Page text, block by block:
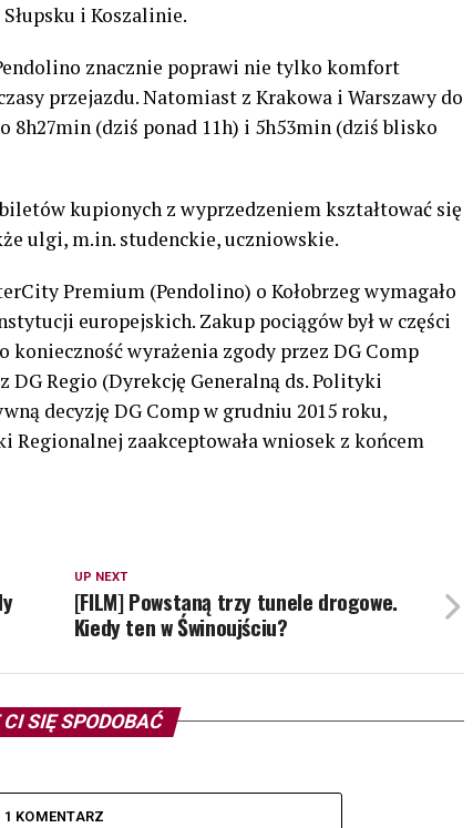
i Koszalinie.
znacznie poprawi nie tylko komfort
przejazdu. Natomiast z Krakowa i Warszawy do
8h27min (dziś ponad 11h) i 5h53min (dziś blisko
kupionych z wyprzedzeniem kształtować się
ulgi, m.in. studenckie, uczniowskie.
Premium (Pendolino) o Kołobrzeg wymagało
europejskich. Zakup pociągów był w części
konieczność wyrażenia zgody przez DG Comp
DG Regio (Dyrekcję Generalną ds. Polityki
decyzję DG Comp w grudniu 2015 roku,
Regionalnej zaakceptowała wniosek z końcem
UP NEXT
[FILM] Powstaną trzy tunele drogowe.
Kiedy ten w Świnoujściu?
SIĘ SPODOBAĆ
1 KOMENTARZ